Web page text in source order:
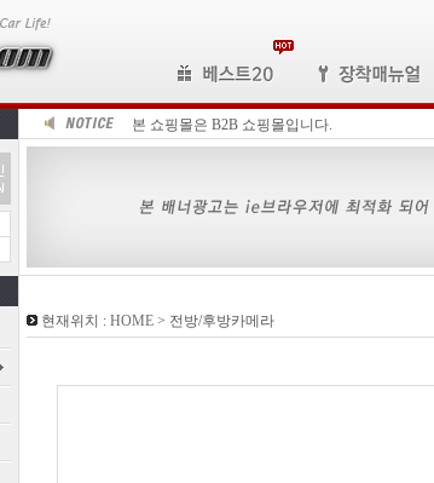
본 쇼핑몰은 B2B 쇼핑몰입니다.
현재위치 : HOME > 전방/후방카메라